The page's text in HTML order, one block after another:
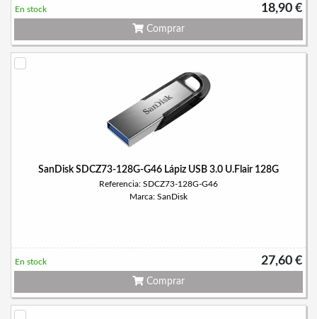
18,90 €
En stock
Comprar
SanDisk SDCZ73-128G-G46 Lápiz USB 3.0 U.Flair 128G
Referencia: SDCZ73-128G-G46
Marca: SanDisk
27,60 €
En stock
Comprar